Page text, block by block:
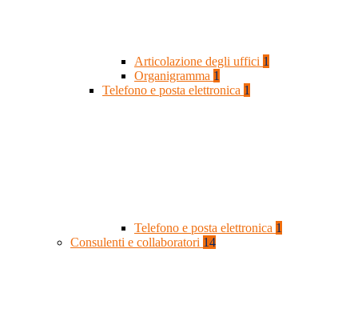
Articolazione degli uffici 1
Organigramma 1
Telefono e posta elettronica 1
Telefono e posta elettronica 1
Consulenti e collaboratori 14